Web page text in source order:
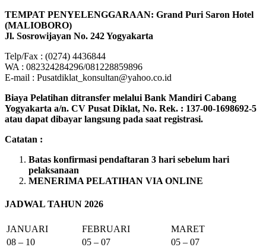
TEMPAT PENYELENGGARAAN: Grand Puri Saron Hotel
(MALIOBORO)
Jl. Sosrowijayan No. 242 Yogyakarta
Telp/Fax : (0274) 4436844
WA : 082324284296/081228859896
E-mail : Pusatdiklat_konsultan@yahoo.co.id
Biaya Pelatihan ditransfer melalui Bank Mandiri Cabang
Yogyakarta a/n. CV Pusat Diklat, No. Rek. : 137-00-1698692-5
atau dapat dibayar langsung pada saat registrasi.
Catatan :
Batas konfirmasi pendaftaran 3 hari sebelum hari
pelaksanaan
MENERIMA PELATIHAN VIA ONLINE
JADWAL TAHUN 2026
JANUARI FEBRUARI
MARET
08 – 10
05 – 07
05 – 07